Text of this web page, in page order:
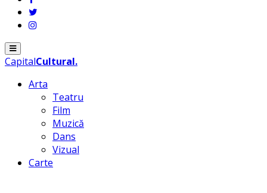
Menu
CapitalCultural.
Arta
Teatru
Film
Muzică
Dans
Vizual
Carte